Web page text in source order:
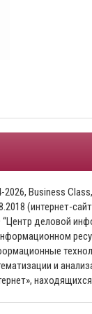
2026, Business Class,
(интернет-
деловой
и